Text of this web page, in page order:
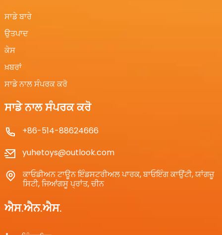
ਸਾਡੇ ਬਾਰੇ
ਉਤਪਾਦ
ਕੇਸ
ਖ਼ਬਰਾਂ
ਸਾਡੇ ਨਾਲ ਸੰਪਰਕ ਕਰੋ
ਸਾਡੇ ਨਾਲ ਸੰਪਰਕ ਕਰੋ
+86-514-88624666
yuhetoys@outlook.com
ਕਾਓਡੀਅਨ ਟਾਊਨ ਇੰਡਸਟਰੀਅਲ ਪਾਰਕ, ​​ਬਾਓਇੰਗ ਕਾਉਂਟੀ, ਯਾਂਗਜ਼ੂ
ਸਿਟੀ, ਜਿਆਂਗਸੂ ਪ੍ਰਾਂਤ, ਚੀਨ
ਐਸ.ਐਨ.ਐਸ.